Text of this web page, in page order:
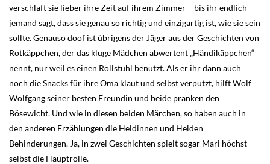
verschläft sie lieber ihre Zeit auf ihrem Zimmer – bis ihr endlich
jemand sagt, dass sie genau so richtig und einzigartig ist, wie sie sein
sollte. Genauso doof ist übrigens der Jäger aus der Geschichten von
Rotkäppchen, der das kluge Mädchen abwertent „Händikäppchen“
nennt, nur weil es einen Rollstuhl benutzt. Als er ihr dann auch
noch die Snacks für ihre Oma klaut und selbst verputzt, hilft Wolf
Wolfgang seiner besten Freundin und beide pranken den
Bösewicht. Und wie in diesen beiden Märchen, so haben auch in
den anderen Erzählungen die Heldinnen und Helden
Behinderungen. Ja, in zwei Geschichten spielt sogar Mari höchst
selbst die Hauptrolle.